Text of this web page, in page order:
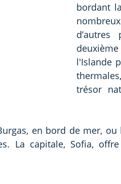
bordant
d’autres
l'Islande
trésor
en bord de mer,
La capitale, Sofia,